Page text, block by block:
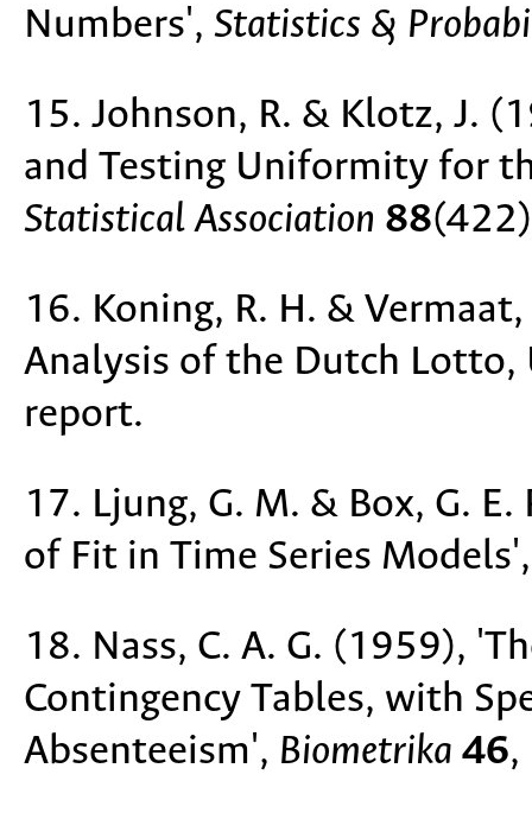
Numbers', Statistics &
15. Johnson, R. & Klotz, J.
and Testing Uniformity for
Statistical Association 88
16. Koning, R. H. &
Analysis of the Dutch Lotto,
report.
17. Ljung, G. M. & Box, G.
of Fit in Time Series
18. Nass, C. A. G. (1959),
Contingency Tables, with
Absenteeism', Biometrika 46,